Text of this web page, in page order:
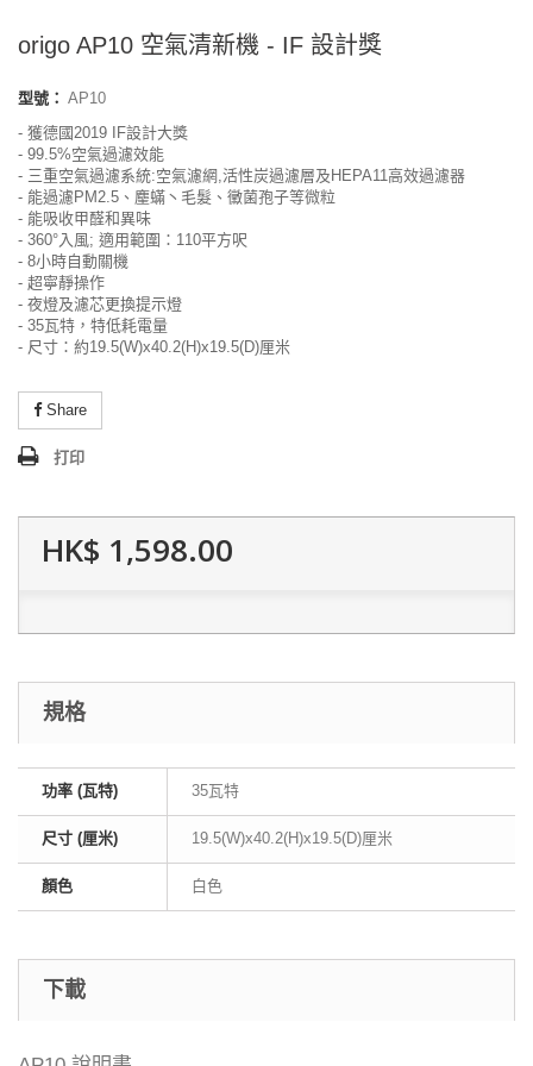
origo AP10 空氣清新機 - IF 設計獎
型號： AP10
- 獲德國2019 IF設計大獎
- 99.5%空氣過濾效能
- 三重空氣過濾系統:空氣濾網,活性炭過濾層及HEPA11高效過濾器
- 能過濾PM2.5、麈蟎丶毛髮、黴菌孢子等微粒
- 能吸收甲醛和異味
- 360°入風; 適用範圍：110平方呎
- 8小時自動關機
- 超寧靜操作
- 夜燈及濾芯更換提示燈
- 35瓦特，特低耗電量
- 尺寸：約19.5(W)x40.2(H)x19.5(D)厘米
Share
打印
HK$ 1,598.00
規格
功率 (瓦特) 35瓦特
尺寸 (厘米) 19.5(W)x40.2(H)x19.5(D)厘米
顏色 白色
下載